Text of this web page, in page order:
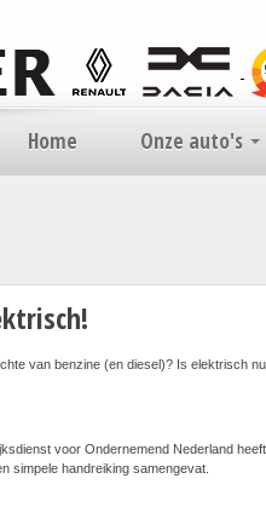
Home Onze auto's
van benzine (en diesel)? Is elektrisch
voor Ondernemend Nederland
simpele handreiking samengevat.